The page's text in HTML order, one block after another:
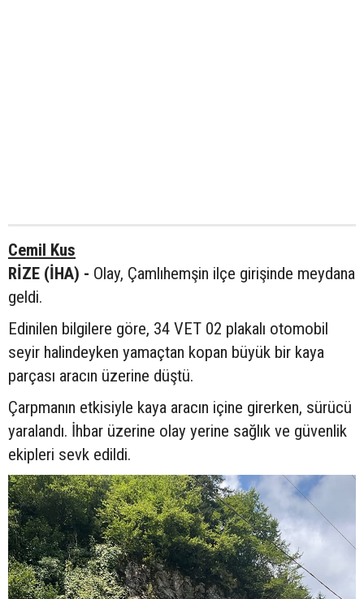
Cemil Kus
RİZE (İHA) - Olay, Çamlıhemşin ilçe girişinde meydana
geldi.
Edinilen bilgilere göre, 34 VET 02 plakalı otomobil
seyir halindeyken yamaçtan kopan büyük bir kaya
parçası aracın üzerine düştü.
Çarpmanın etkisiyle kaya aracın içine girerken, sürücü
yaralandı. İhbar üzerine olay yerine sağlık ve güvenlik
ekipleri sevk edildi.